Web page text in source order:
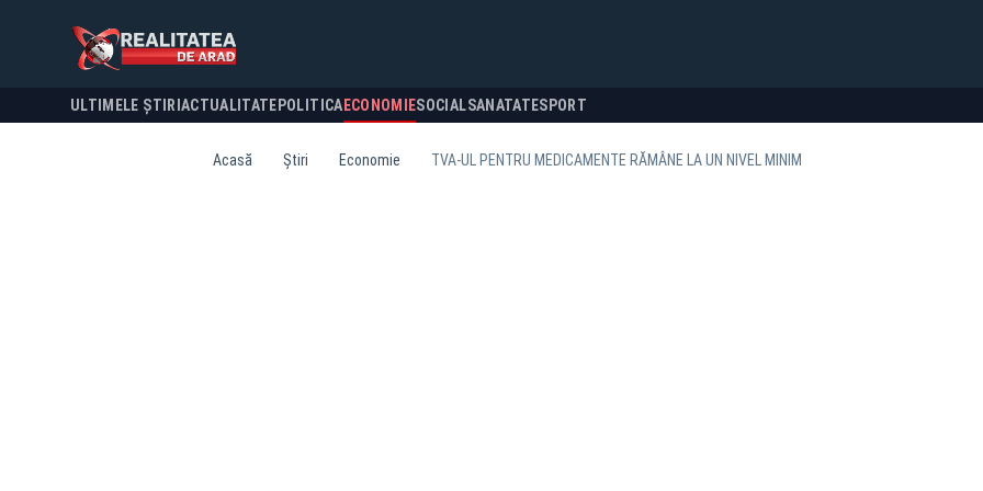
ULTIMELE ȘTIRI ACTUALITATE POLITICA ECONOMIESOCIALSANATATESPORT
Acasă Știri Economie TVA-UL PENTRU MEDICAMENTE RĂMÂNE LA UN NIVEL MINIM